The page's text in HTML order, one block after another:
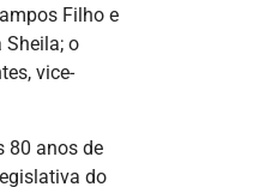
Filho e
Sheila; o
vice-
80 anos de
do